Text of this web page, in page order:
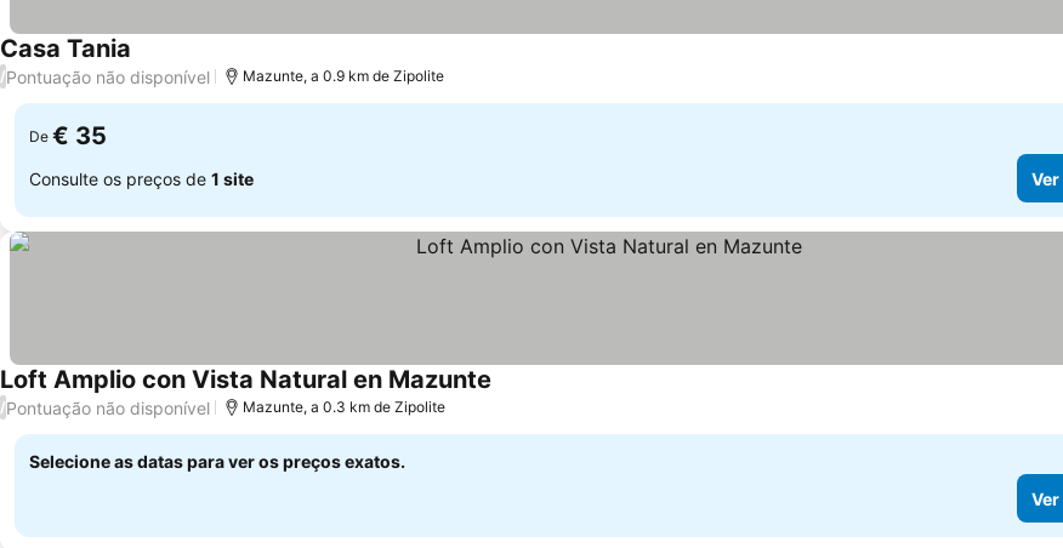
Casa Tania
/Pontuação não disponível Mazunte, a 0.9 km de Zipolite
De € 35
Consulte os preços de 1 site
Loft Amplio con Vista Natural en Mazunte
/Pontuação não disponível Mazunte, a 0.3 km de Zipolite
Selecione as datas para ver os preços exatos.